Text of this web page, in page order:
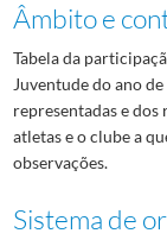
Âmbito e
Tabela da
Juventude do ano
representadas e dos
atletas e o clube a
observações.
Sistema de